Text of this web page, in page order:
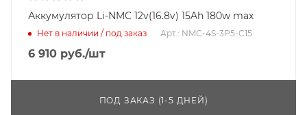
Аккумулятор Li-NMC 12v(16.8v) 15Ah 180w max
Нет в наличии / под заказ Арт.: NMC-4S-3P5-C15
6 910 руб./шт
ПОД ЗАКАЗ (1-5 ДНЕЙ)